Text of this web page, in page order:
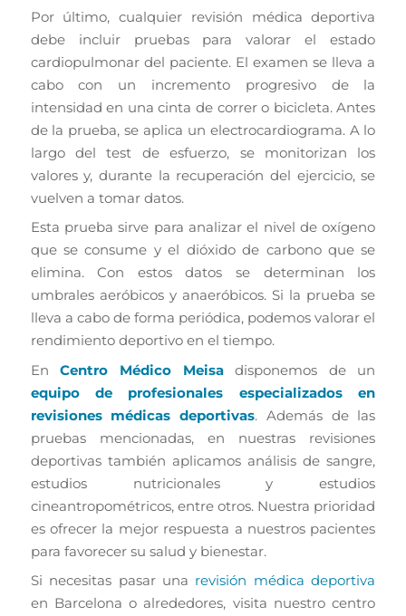
Por último, cualquier revisión médica deportiva
debe incluir pruebas para valorar el estado
cardiopulmonar del paciente. El examen se lleva a
cabo con un incremento progresivo de la
intensidad en una cinta de correr o bicicleta. Antes
de la prueba, se aplica un electrocardiograma. A lo
largo del test de esfuerzo, se monitorizan los
valores y, durante la recuperación del ejercicio, se
vuelven a tomar datos.
Esta prueba sirve para analizar el nivel de oxígeno
que se consume y el dióxido de carbono que se
elimina. Con estos datos se determinan los
umbrales aeróbicos y anaeróbicos. Si la prueba se
lleva a cabo de forma periódica, podemos valorar el
rendimiento deportivo en el tiempo.
EnCentro Médico Meisadisponemos de un
equipo de profesionales especializados en
revisiones médicas deportivas. Además de las
pruebas mencionadas, en nuestras revisiones
deportivas también aplicamos análisis de sangre,
estudios nutricionales y estudios
cineantropométricos, entre otros. Nuestra prioridad
es ofrecer la mejor respuesta a nuestros pacientes
para favorecer su salud y bienestar.
Si necesitas pasar una revisión médica deportiva
en Barcelona o alrededores, visita nuestro centro